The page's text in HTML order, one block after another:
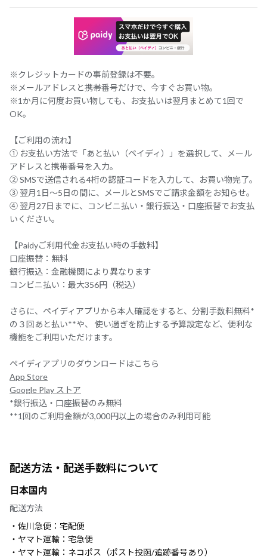
※クレジットカードの事前登録は不要。
※メールアドレスと携帯番号だけで、今すぐお買い物。
※1か月に何度お買い物しても、お支払いは翌月まとめて1回で
OK。
【ご利用の流れ】
① お支払い方法で「あと払い（ペイディ）」を選択して、メール
アドレスと携帯番号を入力。
② SMSで送信される4桁の認証コードを入力して、お買い物完了。
③ 翌月1日～5日の間に、メールとSMSでご請求金額をお知らせ。
④ 翌月27日までに、コンビニ払い・銀行振込・口座振替でお支払
いください。
【Paidyご利用代金お支払い時の手数料】
口座振替：無料
銀行振込：金融機関により異なります
コンビニ払い：最大356円（税込）
さらに、ペイディアプリから本人確認をすると、分割手数料無料*
の３回あと払い**や、 使い過ぎを防止する予算設定など、便利な
機能をご利用いただけます。
ペイディアプリのダウンロードはこちら
App Store
Google Play ストア
*銀行振込・口座振替のみ無料
**1回のご利用金額が3,000円以上の場合のみ利用可能
配送方法・配送手数料について
日本国内
配送方法
・佐川急便：宅配便
・ヤマト運輸：宅急便
・ヤマト運輸：ネコポス（ポスト投函/追跡番号あり）